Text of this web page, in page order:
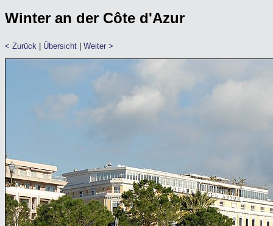
Winter an der Côte d'Azur
< Zurück Übersicht Weiter >